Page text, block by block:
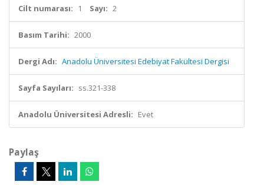
Cilt numarası: 1 Sayı: 2
Basım Tarihi: 2000
Dergi Adı: Anadolu Üniversitesi Edebiyat Fakültesi Dergisi
Sayfa Sayıları: ss.321-338
Anadolu Üniversitesi Adresli: Evet
Paylaş